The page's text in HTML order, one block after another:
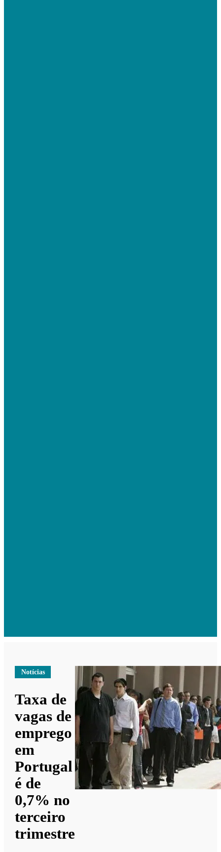
Notícias
Taxa de
vagas de
emprego
em
Portugal
é de
0,7% no
terceiro
trimestre